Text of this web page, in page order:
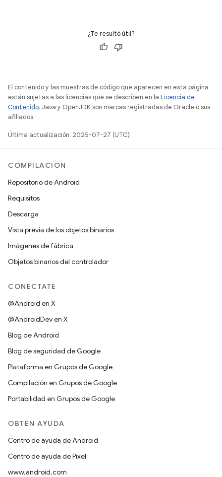
¿Te resultó útil?
El contenido y las muestras de código que aparecen en esta página
están sujetas a las licencias que se describen en la Licencia de
Contenido. Java y OpenJDK son marcas registradas de Oracle o sus
afiliados.
Última actualización: 2025-07-27 (UTC)
COMPILACIÓN
Repositorio de Android
Requisitos
Descarga
Vista previa de los objetos binarios
Imágenes de fábrica
Objetos binarios del controlador
CONÉCTATE
@Android en X
@AndroidDev en X
Blog de Android
Blog de seguridad de Google
Plataforma en Grupos de Google
Compilación en Grupos de Google
Portabilidad en Grupos de Google
OBTÉN AYUDA
Centro de ayuda de Android
Centro de ayuda de Pixel
www.android.com